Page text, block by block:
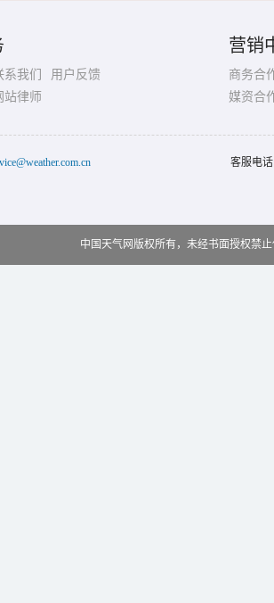
系我们
用户反馈
站律师
营销
商务合
媒资合
客服电
中国天气网版权所有，未经书面授权